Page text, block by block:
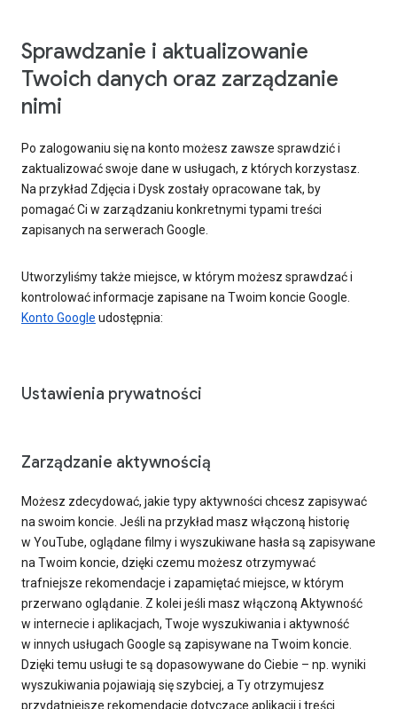
Sprawdzanie i aktualizowanie
Twoich danych oraz zarządzanie
nimi
Po zalogowaniu się na konto możesz zawsze sprawdzić i
zaktualizować swoje dane w usługach, z których korzystasz.
Na przykład Zdjęcia i Dysk zostały opracowane tak, by
pomagać Ci w zarządzaniu konkretnymi typami treści
zapisanych na serwerach Google.
Utworzyliśmy także miejsce, w którym możesz sprawdzać i
kontrolować informacje zapisane na Twoim koncie Google.
Konto Google udostępnia:
Ustawienia prywatności
Zarządzanie aktywnością
Możesz zdecydować, jakie typy aktywności chcesz zapisywać
na swoim koncie. Jeśli na przykład masz włączoną historię
w YouTube, oglądane filmy i wyszukiwane hasła są zapisywane
na Twoim koncie, dzięki czemu możesz otrzymywać
trafniejsze rekomendacje i zapamiętać miejsce, w którym
przerwano oglądanie. Z kolei jeśli masz włączoną Aktywność
w internecie i aplikacjach, Twoje wyszukiwania i aktywność
w innych usługach Google są zapisywane na Twoim koncie.
Dzięki temu usługi te są dopasowywane do Ciebie – np. wyniki
wyszukiwania pojawiają się szybciej, a Ty otrzymujesz
przydatniejsze rekomendacje dotyczące aplikacji i treści.